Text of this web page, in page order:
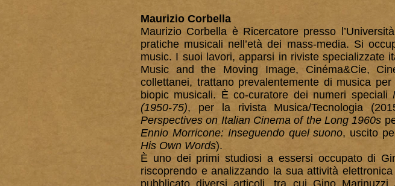
Maurizio Corbella
Maurizio Corbella è Ricercatore presso
pratiche musicali nell’età dei mass-media. Si
music. I suoi lavori,apparsi in riviste specializzate
Music and the Moving Image, Cinéma&Cie,
collettanei, trattano prevalentemente di musica
biopic musicali. È co-curatore dei numeri speciali
(1950-75), per la rivista Musica/Tecnologia
Perspectives on Italian Cinema of the Long 1960s
Ennio Morricone: Inseguendo quel suono, uscito
His Own Words).
È uno dei primi studiosi a essersi occupato di
riscoprendo e analizzando la sua attività
pubblicato diversi articoli, tra cui Gino